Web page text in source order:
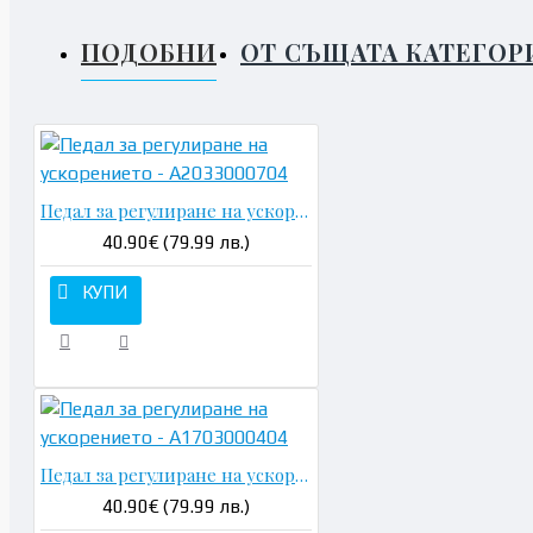
ПОДОБНИ ОТ СЪЩАТА
Педал за регулиране на ускорението - A2033000704
40.90€ (79.99 лв.)
КУПИ
Педал за регулиране на ускорението - A1703000404
40.90€ (79.99 лв.)